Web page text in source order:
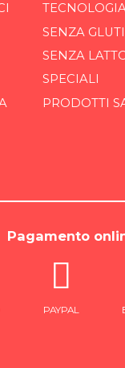
SENZA
SENZA
SPECIALI
PRODOTTI
Pagamento
PAYPAL